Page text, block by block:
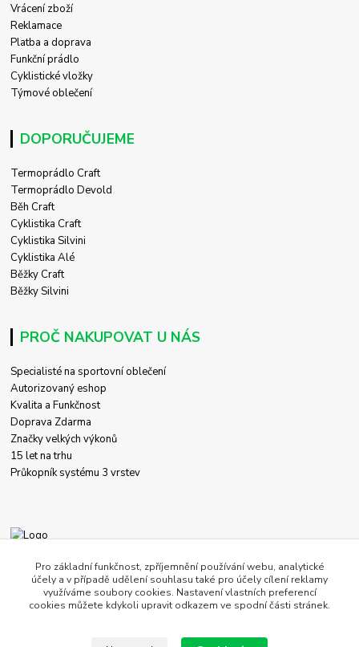
Vrácení zboží
Reklamace
Platba a doprava
Funkční prádlo
Cyklistické vložky
Týmové oblečení
DOPORUČUJEME
Termoprádlo Craft
Termoprádlo Devold
Běh Craft
Cyklistika Craft
Cyklistika Silvini
Cyklistika Alé
Běžky Craft
Běžky Silvini
PROČ NAKUPOVAT U NÁS
Specialisté na sportovní oblečení
Autorizovaný eshop
Kvalita a Funkčnost
Doprava Zdarma
Značky velkých výkonů
15 let na trhu
Průkopník systému 3 vrstev
+420 774 458 618
obchod@c-store.cz
Pro základní funkčnost, zpříjemnění používání webu, analytické
účely a v případě udělení souhlasu také pro účely cílení reklamy
využíváme soubory cookies. Nastavení vlastních preferencí
cookies můžete kdykoli upravit odkazem ve spodní části stránek.